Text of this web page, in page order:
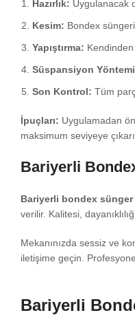
Hazırlık: Uygulanacak
Kesim: Bondex
Yapıştırma: Kendinden
Süspansiyon
Son Kontrol: Tüm
İpuçları: Uygulamadan
maksimum seviyeye
Bariyerli
Bariyerli bondex sünger
verilir. Kalitesi,
Mekanınızda sessiz ve
iletişime geçin.
Bariyerli